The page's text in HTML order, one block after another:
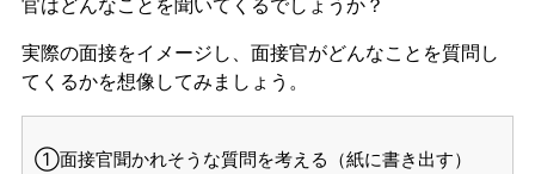
官はどんなことを聞いてくるでしょうか？
実際の面接をイメージし、面接官がどんなことを質問し
てくるかを想像してみましょう。
①面接官聞かれそうな質問を考える（紙に書き出す）